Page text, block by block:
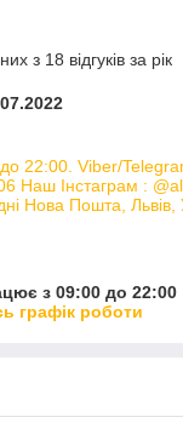
з 18 відгуків за рік
22:00. Viber/
Наш Інстаграм :
Нова Пошта, Львів,
з 09:00 до 22:00
графік роботи